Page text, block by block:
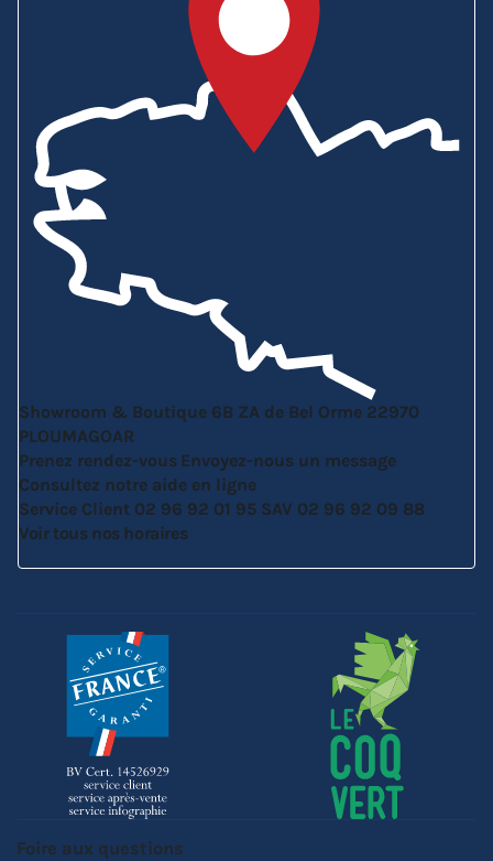
Showroom & Boutique 6B ZA de Bel Orme 22970
PLOUMAGOAR
Prenez rendez-vous Envoyez-nous un message
Consultez notre aide en ligne
Service Client 02 96 92 01 95 SAV 02 96 92 09 88
Voir tous nos horaires
Foire aux questions